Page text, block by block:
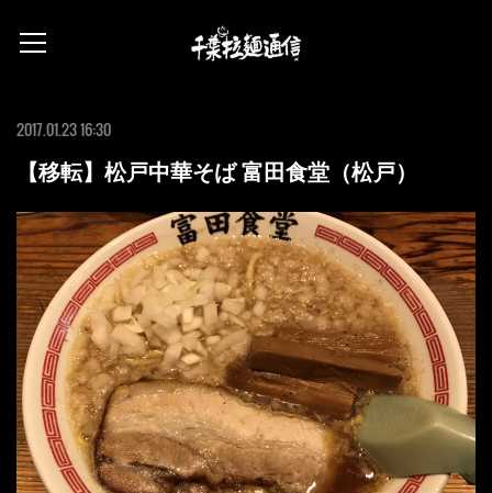
2017.01.23 16:30
【移転】松戸中華そば 富田食堂（松戸）